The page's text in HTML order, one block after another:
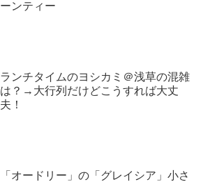
ーンティー
ランチタイムのヨシカミ＠浅草の混雑
は？→大行列だけどこうすれば大丈
夫！
「オードリー」の「グレイシア」小さ